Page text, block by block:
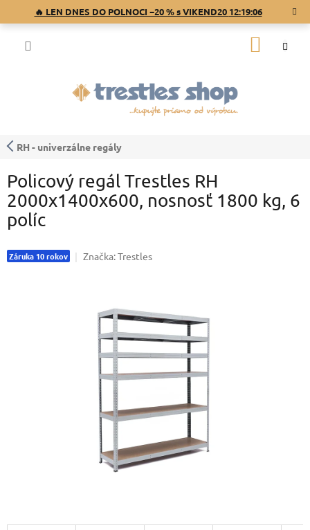
🔥 LEN DNES DO POLNOCI −20 % s VIKEND20 12:19:06
RH - univerzálne regály
Policový regál Trestles RH
2000x1400x600, nosnosť 1800 kg, 6
políc
Záruka 10 rokov Značka:Trestles